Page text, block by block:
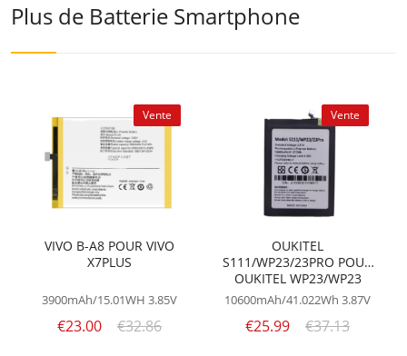
Plus de Batterie Smartphone
Vente
VIVO B-A8 POUR VIVO
X7PLUS
3900mAh/15.01WH 3.85V
€23.00 €32.86
Vente
OUKITEL
S111/WP23/23PRO POUR
OUKITEL WP23/WP23
PRO/S111
10600mAh/41.022Wh 3.87V
€25.99 €37.13